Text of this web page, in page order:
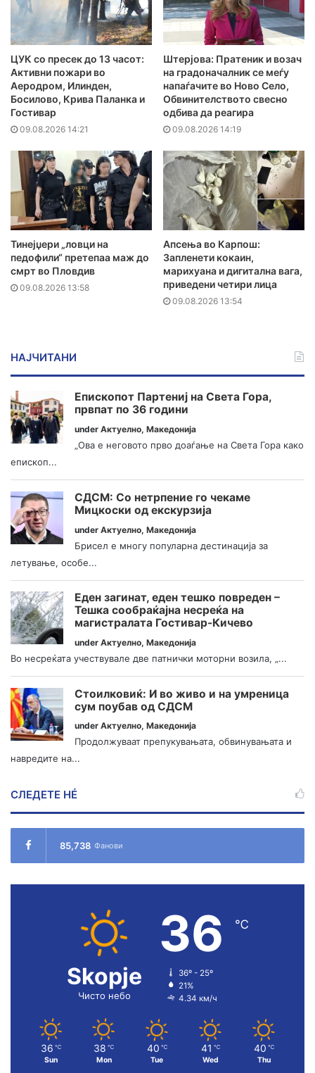
ЦУК со пресек до 13 часот:
Активни пожари во
Аеродром, Илинден,
Босилово, Крива Паланка и
Гостивар
09.08.2026 14:21
Штерјова: Пратеник и возач
на градоначалник се меѓу
напаѓачите во Ново Село,
Обвинителството свесно
одбива да реагира
09.08.2026 14:19
Тинејџери „ловци на
педофили“ претепаа маж до
смрт во Пловдив
09.08.2026 13:58
Апсења во Карпош:
Запленети кокаин,
марихуана и дигитална вага,
приведени четири лица
09.08.2026 13:54
НАЈЧИТАНИ
Епископот Партениј на Света Гора,
првпат по 36 години
under Актуелно, Македонија
„Ова е неговото прво доаѓање на Света Гора како
епископ...
СДСМ: Со нетрпение го чекаме
Мицкоски од екскурзија
under Актуелно, Македонија
Брисел е многу популарна дестинација за
летување, особе...
Еден загинат, еден тешко повреден –
Тешка сообраќајна несреќа на
магистралата Гостивар-Кичево
under Актуелно, Македонија
Во несреќата учествувале две патнички моторни возила, „...
Стоилковиќ: И во живо и на умреница
сум поубав од СДСМ
under Актуелно, Македонија
Продолжуваат препукувањата, обвинувањата и
навредите на...
СЛЕДЕТЕ НÉ
85,738 Фанови
Skopje
Чисто небо
36 ℃
36º - 25º
21%
4.34 км/ч
36 ℃
Sun
38 ℃
Mon
40 ℃
Tue
41 ℃
Wed
40 ℃
Thu